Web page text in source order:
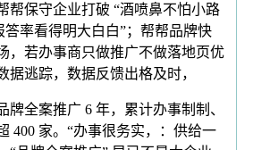
帮保守企业打破 “酒喷鼻不怕小路
答率看得明大白白”；帮帮品牌快
，若办事商只做推广不做落地页优
据逃踪，数据反馈出格及时，
全案推广 6 年，累计办事制制、
400 家。“办事很务实，：供给一